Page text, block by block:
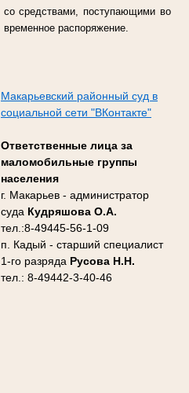
со средствами, поступающими во
временное распоряжение.
Макарьевский районный суд в
социальной сети "ВКонтакте"
Ответственные лица за
маломобильные группы
населения
г. Макарьев - администратор
суда Кудряшова О.А.
тел.:8-49445-56-1-09
п. Кадый - старший специалист
1-го разряда Русова Н.Н.
тел.: 8-49442-3-40-46